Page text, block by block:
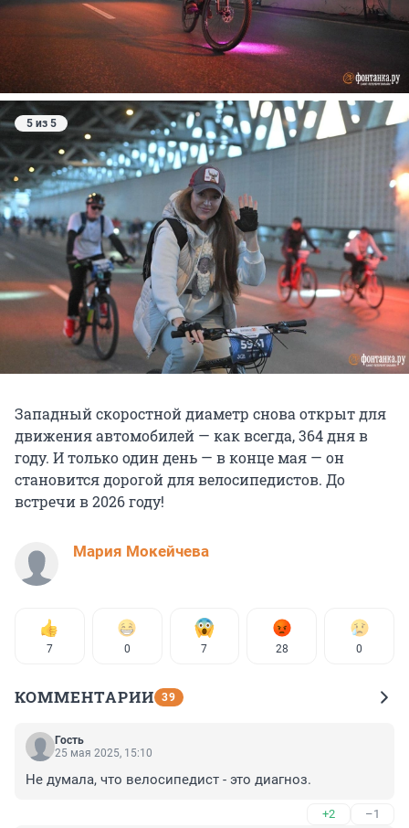
5 из 5
Западный скоростной диаметр снова открыт для
движения автомобилей — как всегда, 364 дня в
году. И только один день — в конце мая — он
становится дорогой для велосипедистов. До
встречи в 2026 году!
Мария Мокейчева
7 0 7 28 0
КОММЕНТАРИИ 39
Гость
25 мая 2025, 15:10
Не думала, что велосипедист - это диагноз.
+2 –1